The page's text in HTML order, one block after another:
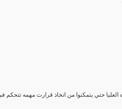
العليا حتي يتمكنوا من اتخاذ قرارت مهمه